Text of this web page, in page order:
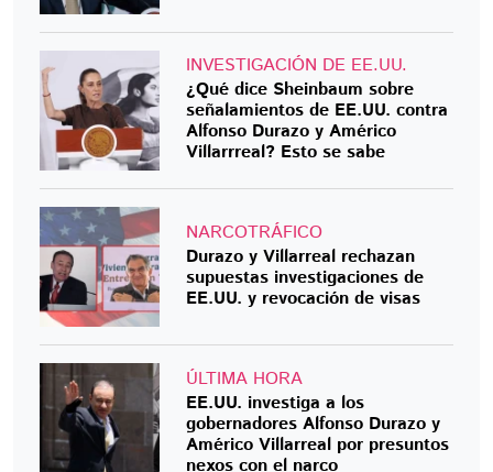
INVESTIGACIÓN DE EE.UU.
¿Qué dice Sheinbaum sobre
señalamientos de EE.UU. contra
Alfonso Durazo y Américo
Villarrreal? Esto se sabe
NARCOTRÁFICO
Durazo y Villarreal rechazan
supuestas investigaciones de
EE.UU. y revocación de visas
ÚLTIMA HORA
EE.UU. investiga a los
gobernadores Alfonso Durazo y
Américo Villarreal por presuntos
nexos con el narco